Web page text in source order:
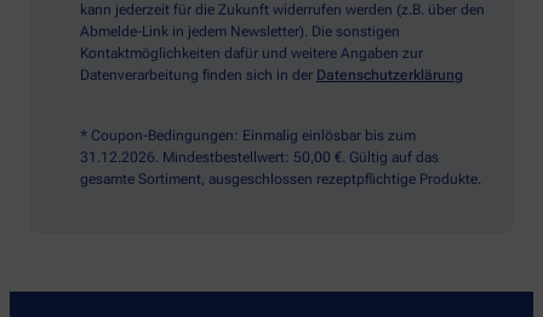
kann jederzeit für die Zukunft widerrufen werden (z.B. über den
Abmelde-Link in jedem Newsletter). Die sonstigen
Kontaktmöglichkeiten dafür und weitere Angaben zur
Datenverarbeitung finden sich in der Datenschutzerklärung
* Coupon-Bedingungen: Einmalig einlösbar bis zum
31.12.2026. Mindestbestellwert: 50,00 €. Gültig auf das
gesamte Sortiment, ausgeschlossen rezeptpflichtige Produkte.